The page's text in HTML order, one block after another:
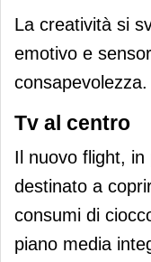
La creatività si
emotivo e
consapevolezza.
Tv al centro
Il nuovo flight,
destinato a
consumi di
piano media